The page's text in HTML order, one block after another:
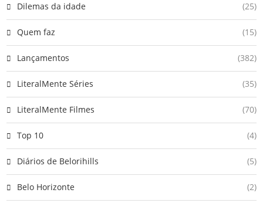
Dilemas da idade (25)
Quem faz (15)
Lançamentos (382)
LiteralMente Séries (35)
LiteralMente Filmes (70)
Top 10 (4)
Diários de Belorihills (5)
Belo Horizonte (2)